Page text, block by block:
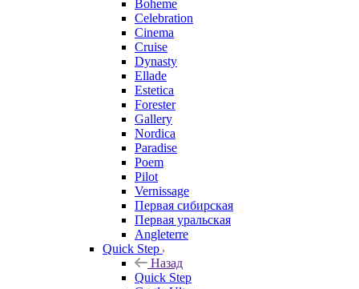
Boheme
Celebration
Cinema
Cruise
Dynasty
Ellade
Estetica
Forester
Gallery
Nordica
Paradise
Poem
Pilot
Vernissage
Первая сибирская
Первая уральская
Angleterre
Quick Step
Назад
Quick Step